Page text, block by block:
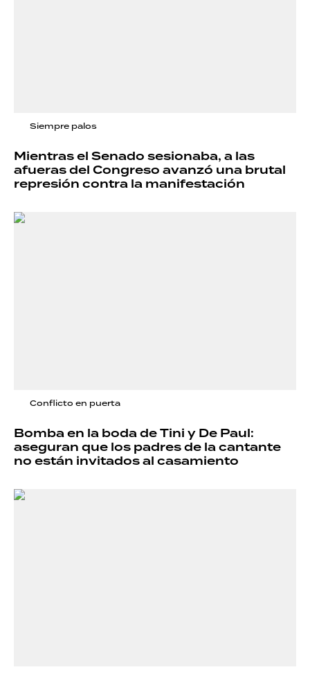
Siempre palos
Mientras el Senado sesionaba, a las
afueras del Congreso avanzó una brutal
represión contra la manifestación
Conflicto en puerta
Bomba en la boda de Tini y De Paul:
aseguran que los padres de la cantante
no están invitados al casamiento